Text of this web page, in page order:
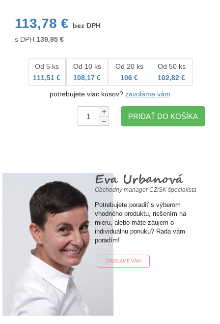
113,78 €
bez DPH
s DPH 139,95 €
Od 5 ks
111,51 €
Od 10 ks
108,17 €
Od 20 ks
106 €
Od 50 ks
102,82 €
potrebujete viac kusov? zavoláme vám
Množstvo:
PRIDAŤ DO KOŠÍKA
Eva Urbanová
Obchodný manager CZ/SK špecialista
Potrebujete poradiť s výberom
vhodného produktu, riešením na
mieru, alebo máte záujem o
individuálnu ponuku? Rada vám
poradím!
ZAVOLÁME VÁM